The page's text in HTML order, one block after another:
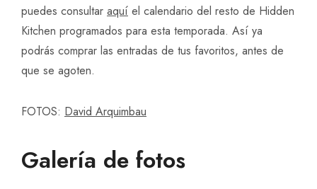
puedes consultar aquí el calendario del resto de Hidden
Kitchen programados para esta temporada. Así ya
podrás comprar las entradas de tus favoritos, antes de
que se agoten.
FOTOS: David Arquimbau
Galería de fotos